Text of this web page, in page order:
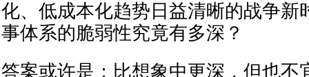
化、低成本化趋势日益清晰的战争新
事体系的脆弱性究竟有多深？
答案或许是：比想象中更深，但也不